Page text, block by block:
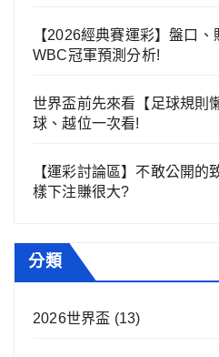
【2026經典賽運彩】盤口
WBC冠軍預測分析!
世界盃前先來看【足球規則
球、越位一次看!
【運彩討論區】不敢公開的
樣下注賺很大?
分類
2026世界盃 (13)